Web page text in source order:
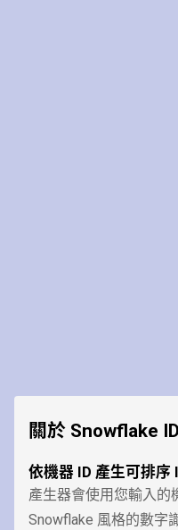
關於 Snowflake
依機器 ID 產生可排序
產生器會使用您輸入的
Snowflake 風格的數字